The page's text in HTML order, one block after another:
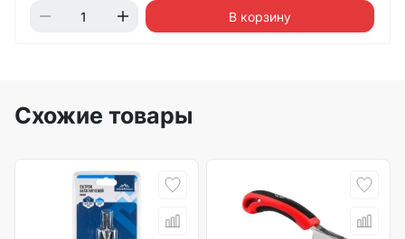
В корзину
Схожие товары